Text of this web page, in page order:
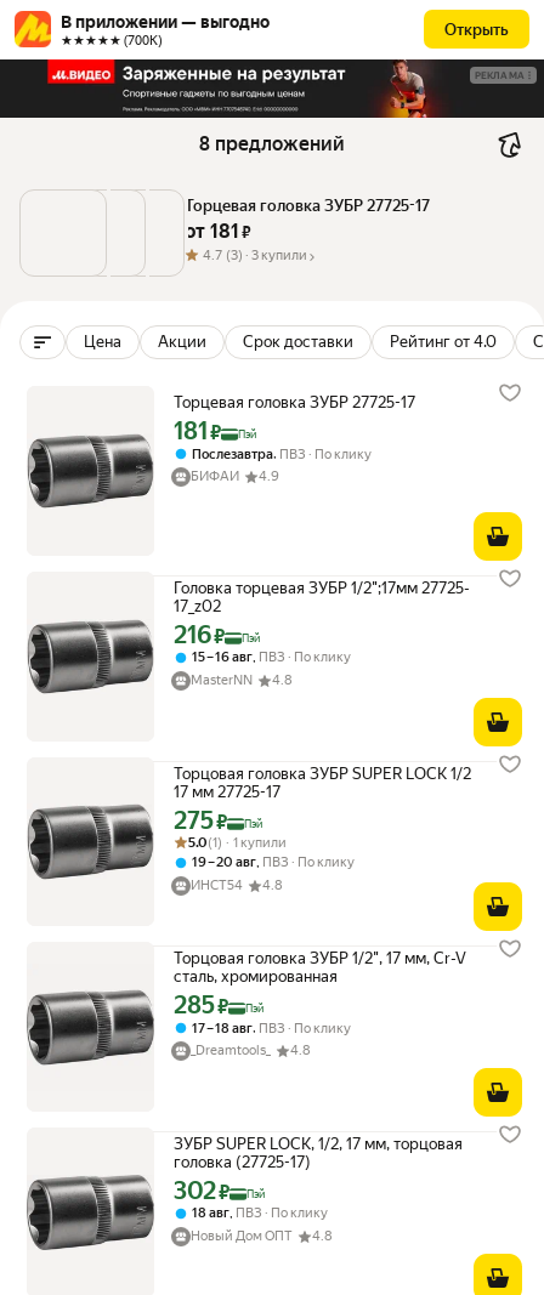
В приложении — выгодно
★★★★★ (700К)
Открыть
РЕКЛАМА
8 предложений
Торцевая головка ЗУБР 27725-17
от 181 ₽
4.7 (3) · 3 купили
Цена Акции Срок доставки Рейтинг от 4.0
Торцевая головка ЗУБР 27725-17
Цена с картой Яндекс Пэй 181 ₽ вместо
181₽ Пэй
Послезавтра, ПВЗ
По клику
БИФАЙ
4.9
Головка торцевая ЗУБР 1/2";17мм 27725-
17_z02
Цена с картой Яндекс Пэй 216 ₽ вместо
216₽ Пэй
15 – 16 авг, ПВЗ
По клику
MasterNN
4.8
Торцовая головка ЗУБР SUPER LOCK 1/2
17 мм 27725-17
Цена с картой Яндекс Пэй 275 ₽ вместо
275₽ Пэй
Рейтинг товара: 5.0 из 5
Оценок: (1) · 1 купили
5.0(1) · 1 купили
19 – 20 авг ПВЗ
По клику
ИНСТ54
4.8
Торцовая головка ЗУБР 1/2", 17 мм, Cr-V
сталь, хромированная
Цена с картой Яндекс Пэй 285 ₽ вместо
285₽ Пэй
17 – 18 авг, ПВЗ
По клику
_Dreamtools_
4.8
ЗУБР SUPER LOCK, 1/2, 17 мм, торцовая
головка (27725-17)
Цена с картой Яндекс Пэй 302 ₽ вместо
302₽ Пэй
18 авг, ПВЗ
По клику
Новый Дом ОПТ
4.8